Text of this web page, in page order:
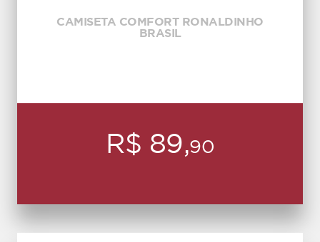
CAMISETA COMFORT RONALDINHO
BRASIL
R$ 89,90